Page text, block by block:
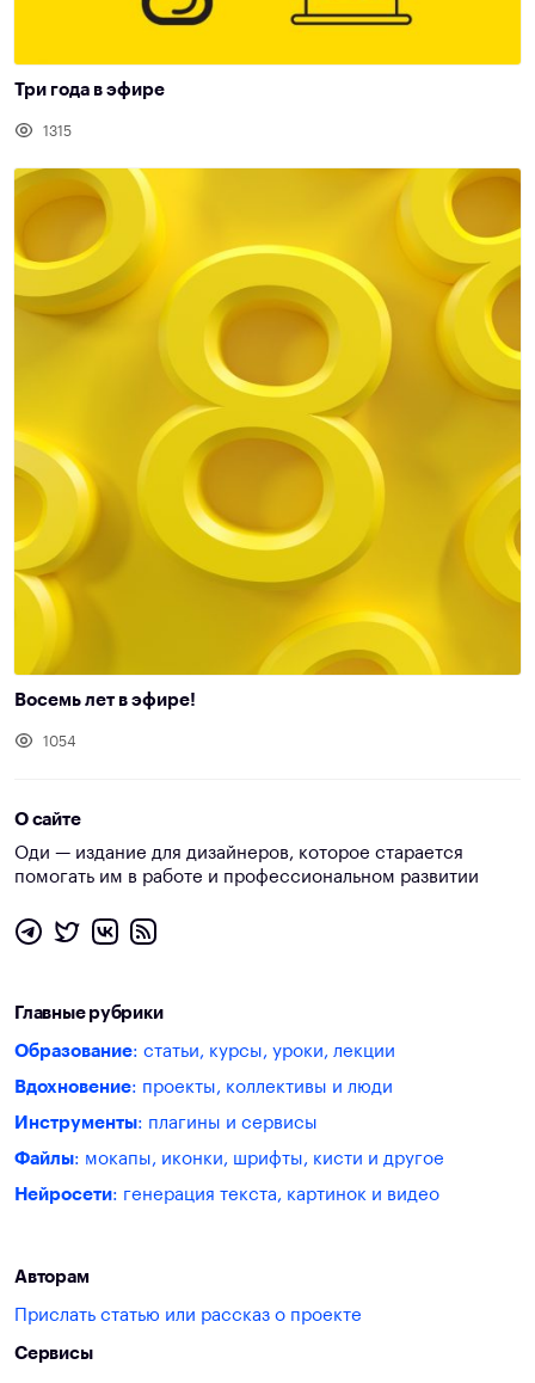
Три года в эфире
1315
Восемь лет в эфире!
1054
О сайте
Оди — издание для дизайнеров, которое старается
помогать им в работе и профессиональном развитии
Главные рубрики
Образование: статьи, курсы, уроки, лекции
Вдохновение: проекты, коллективы и люди
Инструменты: плагины и сервисы
Файлы: мокапы, иконки, шрифты, кисти и другое
Нейросети: генерация текста, картинок и видео
Авторам
Прислать статью или рассказ о проекте
Сервисы